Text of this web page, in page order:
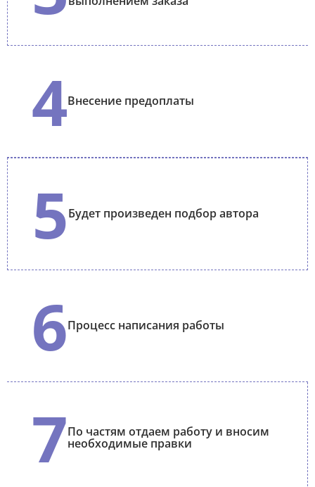
4Внесение предоплаты
5Будет произведен подбор автора
6Процесс написания работы
7По частям отдаем работу и вносим
необходимые правки